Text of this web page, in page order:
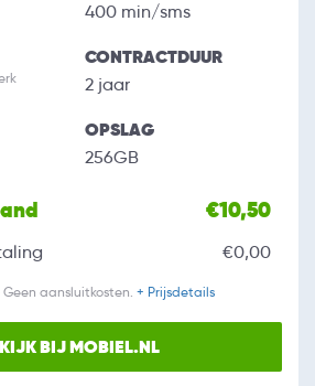
400 min/sms
CONTRACTDUUR
2 jaar
OPSLAG
256GB
€10,50
€0,00
aansluitkosten. + Prijsdetails
BIJ MOBIEL.NL